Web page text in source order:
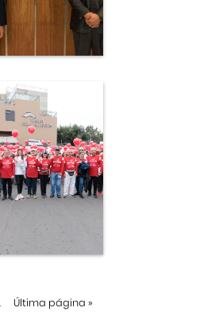
Última página »